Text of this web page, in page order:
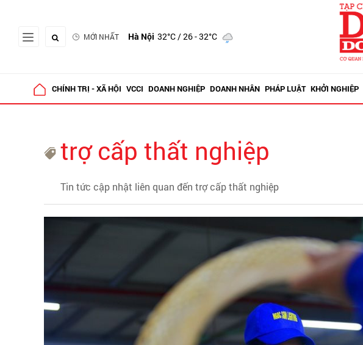
MỚI NHẤT Hà Nội 32°C/ 26 - 32°C
CHÍNH TRỊ - XÃ HỘI VCCI DOANH NGHIỆP DOANH NHÂN PHÁP LUẬT KHỞI NGHIỆP
trợ cấp thất nghiệp
Tin tức cập nhật liên quan đến trợ cấp thất nghiệp